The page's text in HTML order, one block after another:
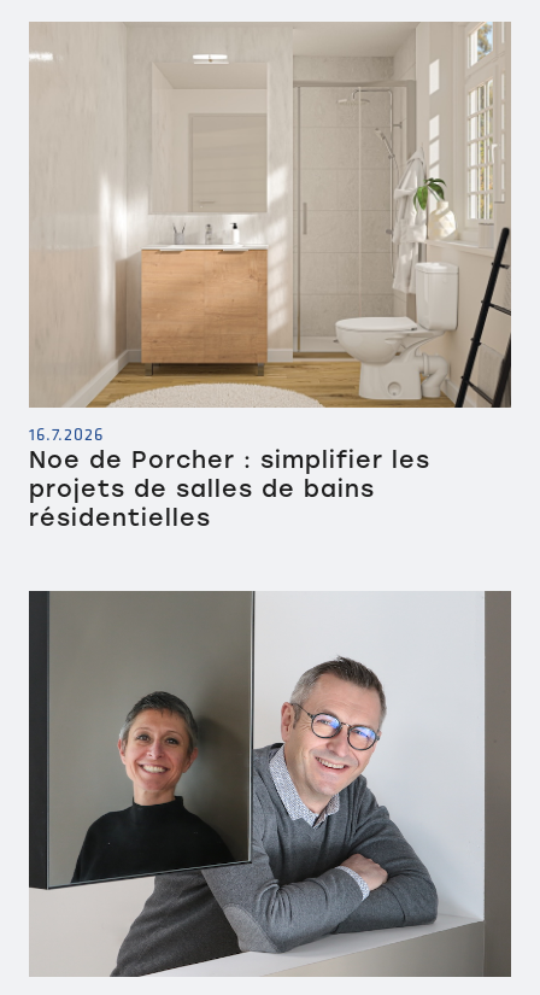
16.7.2026
Noe de Porcher : simplifier les
projets de salles de bains
résidentielles